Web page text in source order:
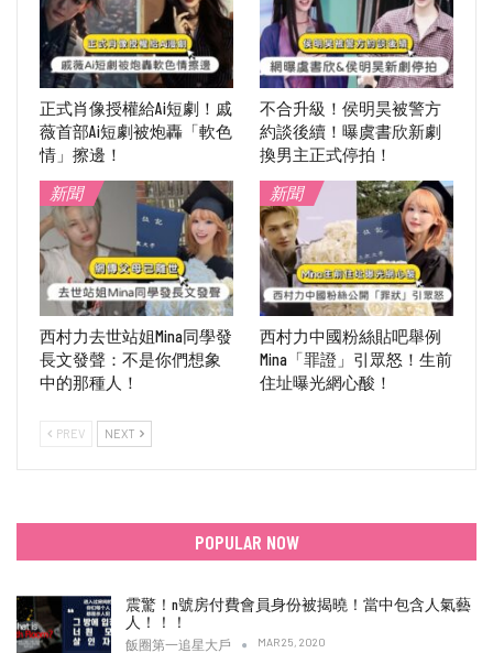
正式肖像授權給Ai短劇！戚
薇首部Ai短劇被炮轟「軟色
情」擦邊！
不合升級！侯明昊被警方
約談後續！曝虞書欣新劇
換男主正式停拍！
新聞
西村力去世站姐Mina同學發
長文發聲：不是你們想象
中的那種人！
新聞
西村力中國粉絲貼吧舉例
Mina「罪證」引眾怒！生前
住址曝光網心酸！
PREV NEXT
POPULAR NOW
震驚！n號房付費會員身份被揭曉！當中包含人氣藝
人！！！
飯圈第一追星大戶 MAR 25, 2020